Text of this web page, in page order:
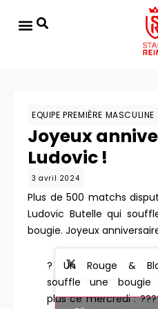
EQUIPE PREMIÈRE MASCULINE
Joyeux
Ludovic !
3 avril 2024
Plus de 500 matchs
Ludovic Butelle qui
bougie. Joyeux
? Un Rouge &
souffle une bougie
plus ce mercredi :